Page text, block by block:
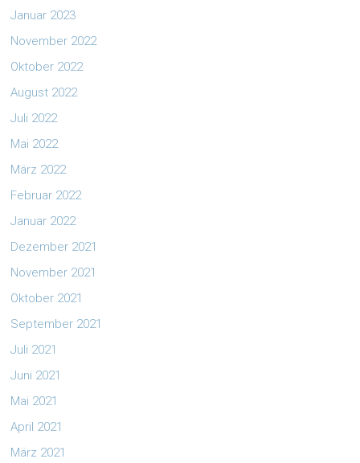
Januar 2023
November 2022
Oktober 2022
August 2022
Juli 2022
Mai 2022
März 2022
Februar 2022
Januar 2022
Dezember 2021
November 2021
Oktober 2021
September 2021
Juli 2021
Juni 2021
Mai 2021
April 2021
März 2021